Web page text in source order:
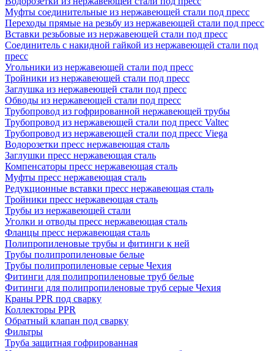
Муфты соединительные из нержавеющей стали под пресс
Переходы прямые на резьбу из нержавеющей стали под пресс
Вставки резьбовые из нержавеющей стали под пресс
Соединитель с накидной гайкой из нержавеющей стали под
пресс
Угольники из нержавеющей стали под пресс
Тройники из нержавеющей стали под пресс
Заглушка из нержавеющей стали под пресс
Обводы из нержавеющей стали под пресс
Трубопровод из гофрированной нержавеющей трубы
Трубопровод из нержавеющей стали под пресс Valtec
Трубопровод из нержавеющей стали под пресс Viega
Водорозетки пресс нержавеющая сталь
Заглушки пресс нержавеющая сталь
Компенсаторы пресс нержавеющая сталь
Муфты пресс нержавеющая сталь
Редукционные вставки пресс нержавеющая сталь
Тройники пресс нержавеющая сталь
Трубы из нержавеющей стали
Уголки и отводы пресс нержавеющая сталь
Фланцы пресс нержавеющая сталь
Полипропиленовые трубы и фитинги к ней
Трубы полипропиленовые белые
Трубы полипропиленовые серые Чехия
Фитинги для полипропиленовые труб белые
Фитинги для полипропиленовые труб серые Чехия
Краны PPR под сварку
Коллекторы PPR
Обратный клапан под сварку
Фильтры
Труба защитная гофрированная